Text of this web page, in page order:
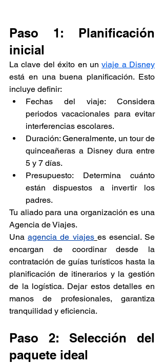
Paso 1: Planificación
inicial
La clave del éxito en un viaje a Disney
está en una buena planificación. Esto
incluye definir:
Fechas del viaje: Considera
periodos vacacionales para evitar
interferencias escolares.
Duración: Generalmente, un tour de
quinceañeras a Disney dura entre
5 y 7 días.
Presupuesto: Determina cuánto
están dispuestos a invertir los
padres.
Tu aliado para una organización es una
Agencia de Viajes.
Una agencia de viajes es esencial. Se
encargan de coordinar desde la
contratación de guías turísticos hasta la
planificación de itinerarios y la gestión
de la logística. Dejar estos detalles en
manos de profesionales, garantiza
tranquilidad y eficiencia.
Paso 2: Selección del
paquete ideal